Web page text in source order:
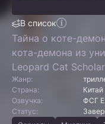
В список
Тайна о коте-
кота-демона из
Leopard Cat Scholar
Жанр:
Страна:
Китай
Озвучка:
ФСГ
Статус: